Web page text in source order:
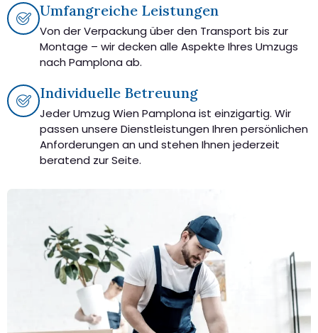
Umfangreiche Leistungen
Von der Verpackung über den Transport bis zur
Montage – wir decken alle Aspekte Ihres Umzugs
nach Pamplona ab.
Individuelle Betreuung
Jeder Umzug Wien Pamplona ist einzigartig. Wir
passen unsere Dienstleistungen Ihren persönlichen
Anforderungen an und stehen Ihnen jederzeit
beratend zur Seite.